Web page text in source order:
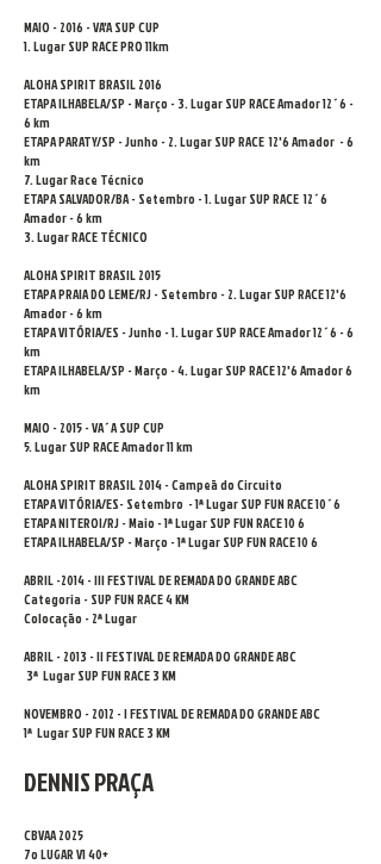
MAIO - 2016 - VA'A SUP CUP
1. Lugar SUP RACE PRO 11km
ALOHA SPIRIT BRASIL 2016
ETAPA ILHABELA/SP - Março - 3. Lugar SUP RACE Amador 12´6 -
6 km
ETAPA PARATY/SP - Junho - 2. Lugar SUP RACE 12'6 Amador - 6
km
7. Lugar Race Técnico
ETAPA SALVADOR/BA - Setembro - 1. Lugar SUP RACE 12´6
Amador - 6 km
3. Lugar RACE TÉCNICO
ALOHA SPIRIT BRASIL 2015
ETAPA PRAIA DO LEME/RJ - Setembro - 2. Lugar SUP RACE 12'6
Amador - 6 km
ETAPA VITÓRIA/ES - Junho - 1. Lugar SUP RACE Amador 12´6 - 6
km
ETAPA ILHABELA/SP - Março - 4. Lugar SUP RACE 12'6 Amador 6
km
MAIO - 2015 - VA´A SUP CUP
5. Lugar SUP RACE Amador 11 km
ALOHA SPIRIT BRASIL 2014 - Campeã do Circuito
ETAPA VITÓRIA/ES- Setembro - 1ª Lugar SUP FUN RACE 10´6
ETAPA NITEROI/RJ - Maio - 1ª Lugar SUP FUN RACE 10 6
ETAPA ILHABELA/SP - Março - 1ª Lugar SUP FUN RACE 10 6
ABRIL -2014 - III FESTIVAL DE REMADA DO GRANDE ABC
Categoria - SUP FUN RACE 4 KM
Colocação - 2ª Lugar
ABRIL - 2013 - II FESTIVAL DE REMADA DO GRANDE ABC
3ª Lugar SUP FUN RACE 3 KM
NOVEMBRO - 2012 - I FESTIVAL DE REMADA DO GRANDE ABC
1ª Lugar SUP FUN RACE 3 KM
DENNIS PRAÇA
CBVAA 2025
7o LUGAR V1 40+